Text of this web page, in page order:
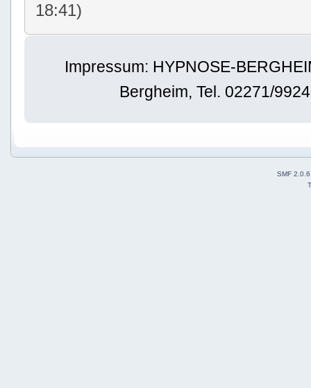
18:41)
Impressum: HYPNOSE-
Bergheim, Tel. 02271/
SMF 2.0.6